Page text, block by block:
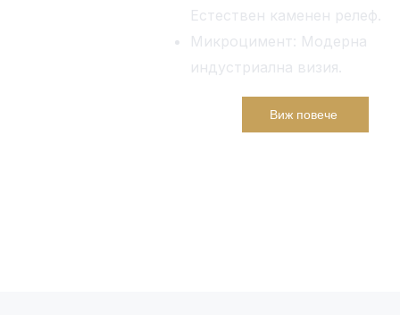
Естествен каменен релеф.
Микроцимент: Модерна
индустриална визия.
Виж повече